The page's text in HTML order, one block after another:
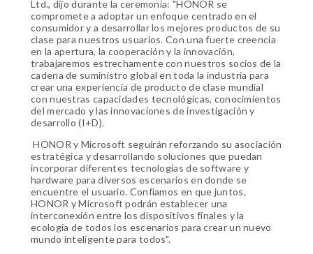
Ltd., dijo durante la ceremonia: "HONOR se
compromete a adoptar un enfoque centrado en el
consumidor y a desarrollar los mejores productos de su
clase para nuestros usuarios. Con una fuerte creencia
en la apertura, la cooperación y la innovación,
trabajaremos estrechamente con nuestros socios de la
cadena de suministro global en toda la industria para
crear una experiencia de producto de clase mundial
con nuestras capacidades tecnológicas, conocimientos
del mercado y las innovaciones de investigación y
desarrollo (I+D).
HONOR y Microsoft seguirán reforzando su asociación
estratégica y desarrollando soluciones que puedan
incorporar diferentes tecnologías de software y
hardware para diversos escenarios en donde se
encuentre el usuario. Confiamos en que juntos,
HONOR y Microsoft podrán establecer una
interconexión entre los dispositivos finales y la
ecología de todos los escenarios para crear un nuevo
mundo inteligente para todos".